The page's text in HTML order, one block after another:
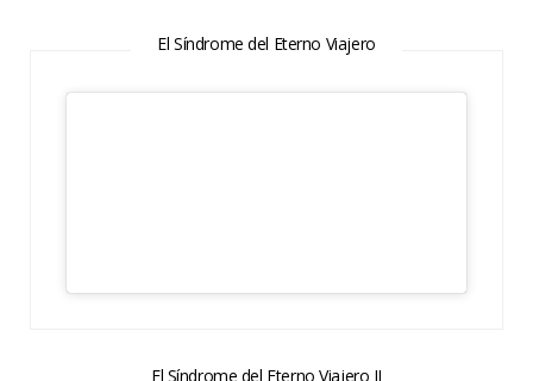
El Síndrome del Eterno Viajero
El Síndrome del Eterno Viajero II